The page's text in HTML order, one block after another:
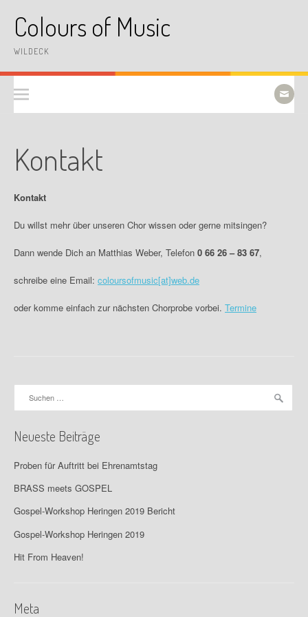
contentColours of Music
WILDECK
Kontakt
Kontakt
Du willst mehr über unseren Chor wissen oder gerne mitsingen?
Dann wende Dich an Matthias Weber, Telefon 0 66 26 – 83 67,
schreibe eine Email: coloursofmusic[at]web.de
oder komme einfach zur nächsten Chorprobe vorbei. Termine
nach:
Neueste Beiträge
Proben für Auftritt bei Ehrenamtstag
BRASS meets GOSPEL
Gospel-Workshop Heringen 2019 Bericht
Gospel-Workshop Heringen 2019
Hit From Heaven!
Meta